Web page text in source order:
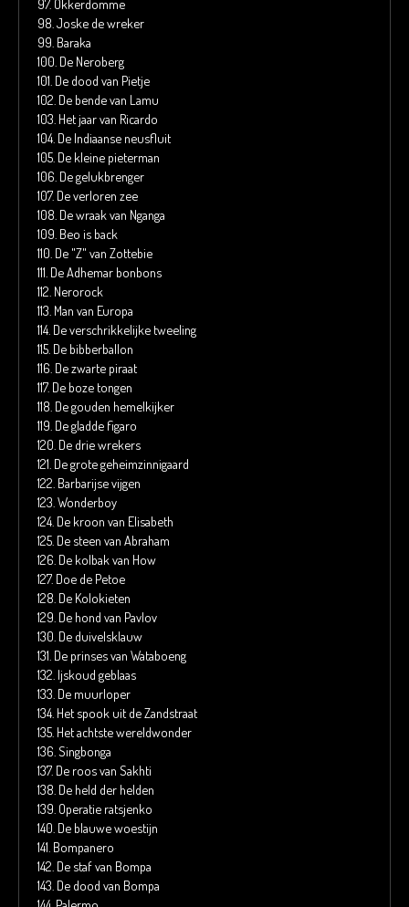
98. Joske de wreker
99. Baraka
100. De Neroberg
101. De dood van Pietje
102. De bende van Lamu
103. Het jaar van Ricardo
104. De Indiaanse neusfluit
105. De kleine pieterman
106. De gelukbrenger
107. De verloren zee
108. De wraak van Nganga
109. Beo is back
110. De "Z" van Zottebie
111. De Adhemar bonbons
112. Nerorock
113. Man van Europa
114. De verschrikkelijke tweeling
115. De bibberballon
116. De zwarte piraat
117. De boze tongen
118. De gouden hemelkijker
119. De gladde figaro
120. De drie wrekers
121. De grote geheimzinnigaard
122. Barbarijse vijgen
123. Wonderboy
124. De kroon van Elisabeth
125. De steen van Abraham
126. De kolbak van How
127. Doe de Petoe
128. De Kolokieten
129. De hond van Pavlov
130. De duivelsklauw
131. De prinses van Wataboeng
132. Ijskoud geblaas
133. De muurloper
134. Het spook uit de Zandstraat
135. Het achtste wereldwonder
136. Singbonga
137. De roos van Sakhti
138. De held der helden
139. Operatie ratsjenko
140. De blauwe woestijn
141. Bompanero
142. De staf van Bompa
143. De dood van Bompa